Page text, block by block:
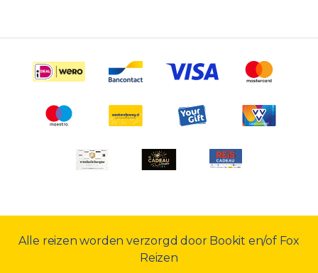
Alle reizen worden verzorgd door Bookit en/of Fox
Reizen